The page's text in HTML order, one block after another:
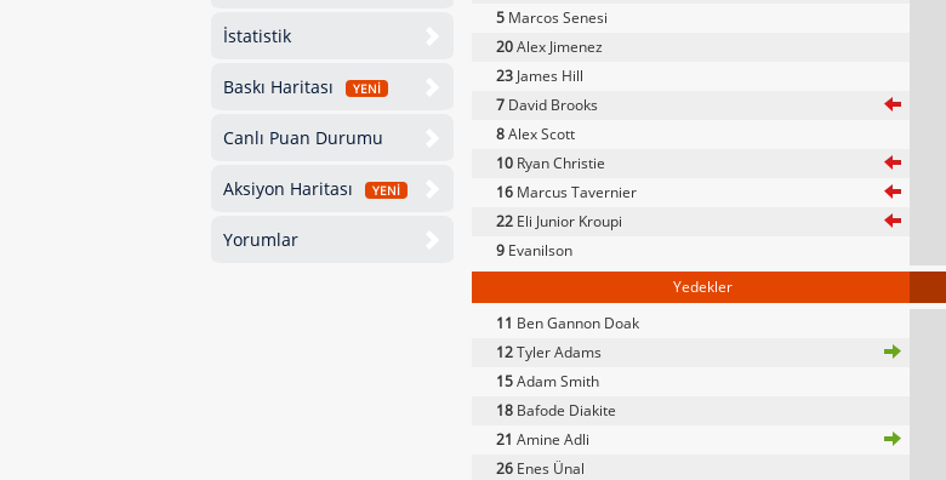
İstatistik
Baskı Haritası YENİ
Canlı Puan Durumu
Aksiyon Haritası YENİ
Yorumlar
5 Marcos Senesi
20Alex Jimenez
23 James Hill
7 David Brooks
8Alex Scott
10 Ryan Christie
16 Marcus Tavernier
22 Eli Junior Kroupi
9 Evanilson
Yedekler
11 Ben Gannon Doak
12Tyler Adams
15Adam Smith
18 Bafode Diakite
21 Amine Adli
26 Enes Ünal